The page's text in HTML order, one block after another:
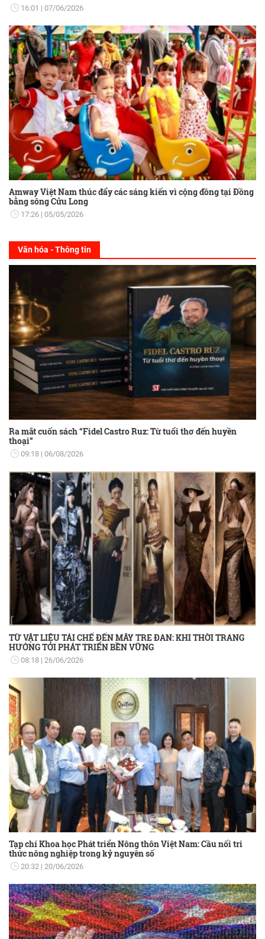
16:01 07/06/2026
Amway Việt Nam thúc đẩy các sáng kiến vì cộng đồng tại Đồng
bằng sông Cửu Long
17:26 05/05/2026
Văn hóa - Thông tin
Ra mắt cuốn sách “Fidel Castro Ruz: Từ tuổi thơ đến huyền
thoại”
09:18 06/08/2026
TỪ VẬT LIỆU TÁI CHẾ ĐẾN MÂY TRE ĐAN: KHI THỜI TRANG
HƯỚNG TỚI PHÁT TRIỂN BỀN VỮNG
08:18 26/06/2026
Tạp chí Khoa học Phát triển Nông thôn Việt Nam: Cầu nối tri
thức nông nghiệp trong kỷ nguyên số
20:32 20/06/2026